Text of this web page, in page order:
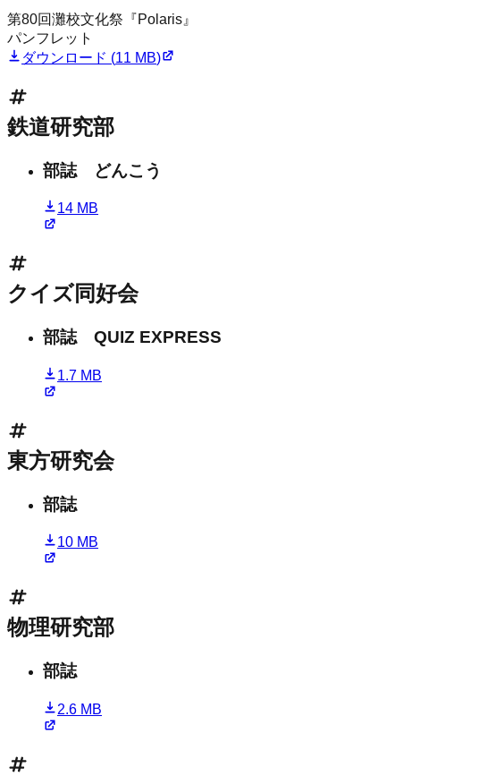
第80回灘校文化祭 『Polaris』
パンフレット
ダウンロード (11 MB)
鉄道研究部
部誌 どんこう
14 MB
クイズ同好会
部誌 QUIZ EXPRESS
1.7 MB
東方研究会
部誌
10 MB
物理研究部
部誌
2.6 MB